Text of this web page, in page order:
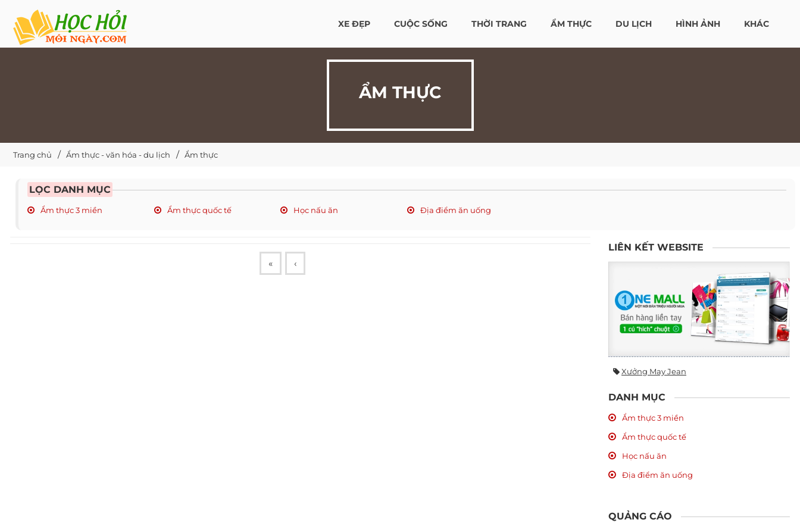
XE ĐẸP CUỘC SỐNG THỜI TRANG ẨM THỰC DU LỊCH HÌNH ẢNH KHÁC
ẨM THỰC
Trang chủ Ẩm thực - văn hóa - du lịch Ẩm thực
LỌC DANH MỤC
Ẩm thực 3 miền Ẩm thực quốc tế Học nấu ăn Địa điểm ăn uống
« ‹
LIÊN KẾT WEBSITE
Xưởng May Jean
DANH MỤC
Ẩm thực 3 miền
Ẩm thực quốc tế
Học nấu ăn
Địa điểm ăn uống
QUẢNG CÁO